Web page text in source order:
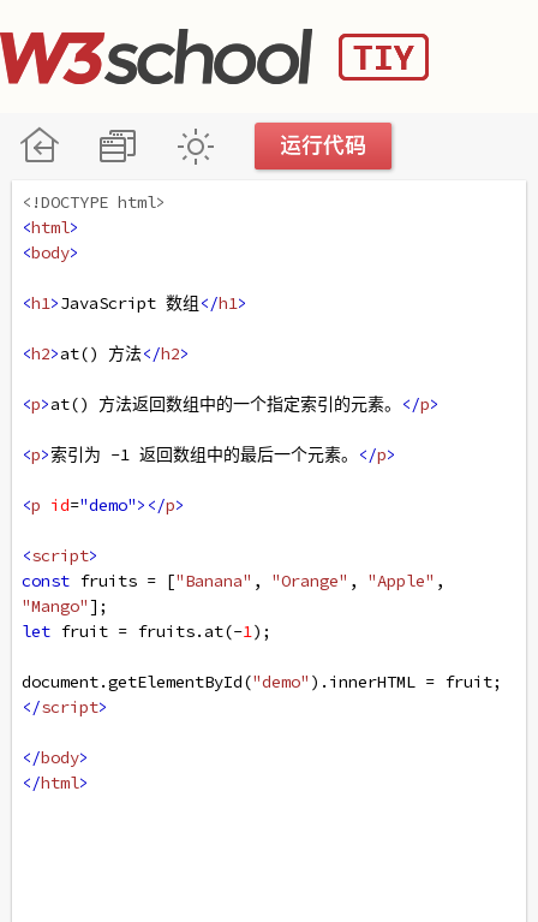
<!DOCTYPE html>
<html>
<body>
<h1>JavaScript 数组</h1>
<h2>at() 方法</h2>
<p>at() 方法返回数组中的一个指定索引的元素。 </p>
<p>索引为 -1 返回数组中的最后一个元素。 </p>
<p id="demo"></p>
<script>
const fruits = ["Banana" , "Orange" , "Apple"
"Mango"];
let fruit = fruits.at(-1);
document.getElementById("demo" ). innerHTML = fruit;
</script>
</body>
</html>